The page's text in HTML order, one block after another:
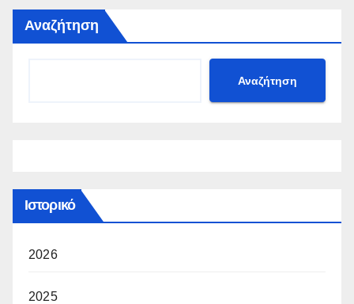
Αναζήτηση
Αναζήτηση
Ιστορικό
2026
2025